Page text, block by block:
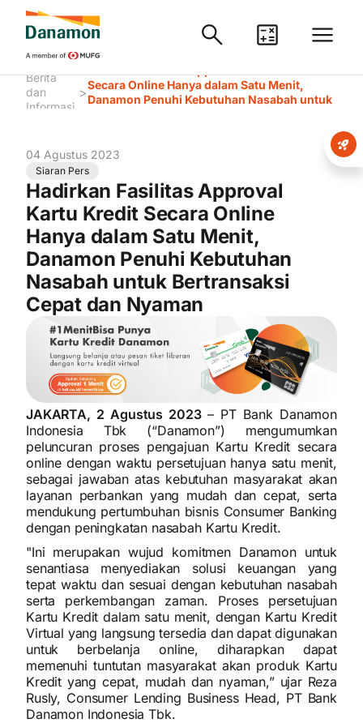
Berita
dan
Informasi
>Secara Online Hanya dalam Satu Menit,
Danamon Penuhi Kebutuhan Nasabah untuk
04 Agustus 2023
Siaran Pers
Hadirkan Fasilitas Approval
Kartu Kredit Secara Online
Hanya dalam Satu Menit,
Danamon Penuhi Kebutuhan
Nasabah untuk Bertransaksi
Cepat dan Nyaman
JAKARTA, 2 Agustus 2023– PT Bank Danamon
Indonesia Tbk (“Danamon”) mengumumkan
peluncuran proses pengajuan Kartu Kredit secara
online dengan waktu persetujuan hanya satu menit,
sebagai jawaban atas kebutuhan masyarakat akan
layanan perbankan yang mudah dan cepat, serta
mendukung pertumbuhan bisnis Consumer Banking
dengan peningkatan nasabah Kartu Kredit.
"Ini merupakan wujud komitmen Danamon untuk
senantiasa menyediakan solusi keuangan yang
tepat waktu dan sesuai dengan kebutuhan nasabah
serta perkembangan zaman. Proses persetujuan
Kartu Kredit dalam satu menit, dengan Kartu Kredit
Virtual yang langsung tersedia dan dapat digunakan
untuk berbelanja online, diharapkan dapat
memenuhi tuntutan masyarakat akan produk Kartu
Kredit yang cepat, mudah dan nyaman,” ujar Reza
Rusly, Consumer Lending Business Head, PT Bank
Danamon Indonesia Tbk.